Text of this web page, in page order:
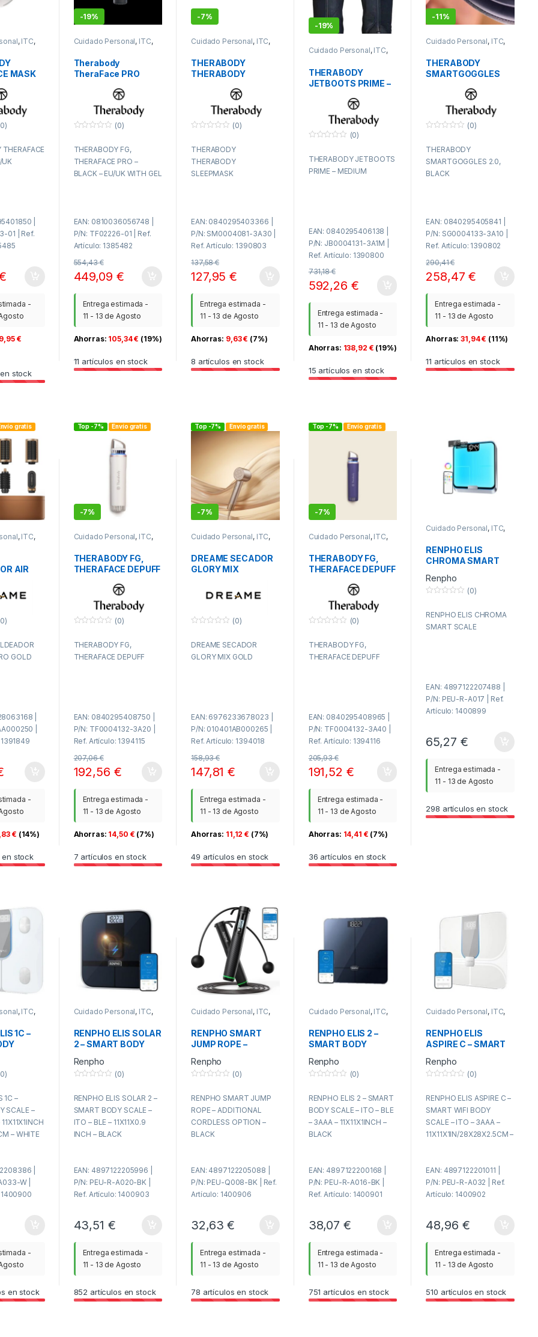
, ITC,
MASK
UK
|
01 | Ref.
-
€
stock
-19%
Cuidado Personal, ITC,
Therabody
TheraFace PRO
a
(0)
THERABODY FG,
THERAFACE PRO –
BLACK – EU/UK WITH GEL
EAN: 0810036056748 |
P/N: TF02226-01 | Ref.
Artículo: 1385482
554,43€
449,09 €
Entrega estimada -
11 - 13 de Agosto
Ahorras: 105,34€ (19%)
11 artículos en stock
-7%
Cuidado Personal, ITC,
THERABODY
THERABODY
r
a
(0)
THERABODY
THERABODY
SLEEPMASK
EAN: 0840295403366 |
P/N: SM0004081-3A30 |
Ref. Artículo: 1390803
137,58€
127,95€
Entrega estimada -
11 - 13 de Agosto
Ahorras: 9,63€ (7%)
8 artículos en stock
-19%
Cuidado Personal, ITC,
THERABODY
JETBOOTS PRIME –
u
r
(0)
THERABODY JETBOOTS
PRIME – MEDIUM
EAN: 0840295406138 |
P/N: JB0004131-3A1M |
Ref. Artículo: 1390800
731,18€
592,26 €
Entrega estimada -
11 - 13 de Agosto
Ahorras: 138,92 € (19%)
15 artículos en stock
-11%
Cuidado Personal, ITC,
THERABODY
SMARTGOGGLES
r
a
(0)
THERABODY
SMARTGOGGLES 2.0,
BLACK
EAN: 0840295405841 |
P/N: SG0004133-3A10 |
Ref. Artículo: 1390802
290,41€
258,47€
Entrega estimada -
11 - 13 de Agosto
Ahorras:31,94€ (11%)
11 artículos en stock
gratis
, ITC,
AIR
GOLD
|
|
-
€ (14%)
en stock
Top -7% Envío gratis
-7%
Cuidado Personal, ITC,
THERABODY FG,
THERAFACE DEPUFF
(0)
THERABODY FG,
THERAFACE DEPUFF
EAN: 0840295408750 |
P/N: TF0004132-3A20 |
Ref. Artículo: 1394115
207,06€
192,56 €
Entrega estimada -
11 - 13 de Agosto
Ahorras: 14,50 € (7%)
7 artículos en stock
Top -7% Envío gratis
-7%
Cuidado Personal, ITC,
DREAME SECADOR
GLORY MIX
u
r
(0)
DREAME SECADOR
GLORY MIX GOLD
EAN: 6976233678023 |
P/N: 010401AB000265 |
Ref. Artículo: 1394018
158,93€
147,81€
Entrega estimada -
11 - 13 de Agosto
Ahorras: 11,12€ (7%)
49 artículos en stock
Top -7% Envío gratis
-7%
Cuidado Personal, ITC,
THERABODY FG,
THERAFACE DEPUFF
(0)
THERABODY FG,
THERAFACE DEPUFF
EAN: 0840295408965 |
P/N: TF0004132-3A40 |
Ref. Artículo: 1394116
205,93€
191,52 €
Entrega estimada -
11 - 13 de Agosto
Ahorras: 14,41 € (7%)
36 artículos en stock
Cuidado Personal, ITC,
RENPHO ELIS
CHROMA SMART
Renpho
u
r
(0)
RENPHO ELIS CHROMA
SMART SCALE
EAN: 4897122207488 |
P/N: PEU-R-A017 | Ref.
Artículo: 1400899
65,27 €
Entrega estimada -
11 - 13 de Agosto
298 artículos en stock
, ITC,
1C –
/
–
1C –
SCALE –
– WHITE
|
W |
1400900
-
en stock
Cuidado Personal, ITC,
RENPHO ELIS SOLAR
2 – SMART BODY
11X11X0.9 INCH –
BLACK
Renpho
u
r
a
e
(0)
RENPHO ELIS SOLAR 2 –
SMART BODY SCALE –
ITO – BLE – 11X11X0.9
INCH – BLACK
EAN: 4897122205996 |
P/N: PEU-R-A020-BK |
Ref. Artículo: 1400903
43,51 €
Entrega estimada -
11 - 13 de Agosto
852 artículos en stock
Cuidado Personal, ITC,
RENPHO SMART
JUMP ROPE –
CORDLESS OPTION –
BLACK
Renpho
u
r
a
e
(0)
RENPHO SMART JUMP
ROPE – ADDITIONAL
CORDLESS OPTION –
BLACK
EAN: 4897122205088 |
P/N: PEU-Q008-BK | Ref.
Artículo: 1400906
32,63€
Entrega estimada -
11 - 13 de Agosto
78 artículos en stock
Cuidado Personal, ITC,
RENPHO ELIS 2 –
SMART BODY
3AAA – 11X11X1INCH
– BLACK
Renpho
u
r
e
(0)
RENPHO ELIS 2 – SMART
BODY SCALE – ITO – BLE
– 3AAA – 11X11X1INCH –
BLACK
EAN: 4897122200168 |
P/N: PEU-R-A016-BK |
Ref. Artículo: 1400901
38,07 €
Entrega estimada -
11 - 13 de Agosto
751 artículos en stock
Cuidado Personal, ITC,
RENPHO ELIS
ASPIRE C – SMART
ITO – 3AAA –
11X11X1IN/28X28X2.
Renpho
u
r
a
e
(0)
RENPHO ELIS ASPIRE C –
SMART WIFI BODY
SCALE – ITO – 3AAA –
11X11X1IN/28X28X2.5CM –
EAN: 4897122201011 |
P/N: PEU-R-A032 | Ref.
Artículo: 1400902
48,96 €
Entrega estimada -
11 - 13 de Agosto
510 artículos en stock